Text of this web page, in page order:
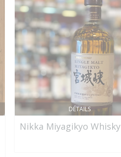
DÉTAILS
Nikka Miyagikyo Whisky